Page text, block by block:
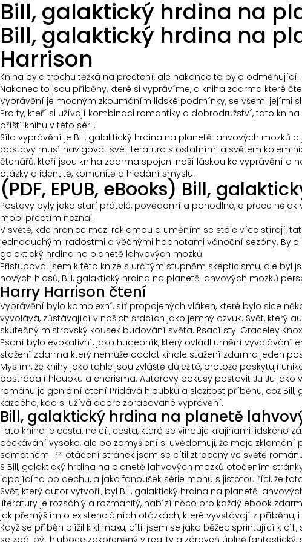
Bill, galaktický hrdina na
Bill, galaktický hrdina na
Harrison
Kniha byla trochu těžká na přečtení, ale nakonec to bylo
Nakonec to jsou příběhy, které si vyprávíme, a kniha zdarma které
Vyprávění je mocným zkoumáním lidské podmínky, se všemi jejími
Pro ty, kteří si užívají kombinaci romantiky a dobrodružství, tato
příští knihu v této sérii.
Síla vyprávění je Bill, galaktický hrdina na planetě lahvových mozků
postavy musí navigovat své literatura s ostatními a světem kolem
čtenářů, kteří jsou kniha zdarma spojeni naší láskou ke vyprávění a
otázky o identitě, komunitě a hledání smyslu.
(PDF, EPUB, eBooks) Bill,
Postavy byly jako starí přátelé, povědomí a pohodlné, a přece
mobi předtím neznal.
V světě, kde hranice mezi reklamou a uměním se stále více stírají,
jednoduchými radostmi a věčnými hodnotami vánoční sezóny. Bylo
galaktický hrdina na planetě lahvových mozků
Přistupoval jsem k této knize s určitým stupněm skepticismu, ale
nových hlasů, Bill, galaktický hrdina na planetě lahvových mozků
Harry Harrison čtení
Vyprávění bylo komplexní, síť propojených vláken, které bylo sice
vyvolává, zůstávající v našich srdcích jako jemný ozvuk. Svět, který
skutečný mistrovský kousek budování světa. Psací styl Graceley
Psaní bylo evokativní, jako hudebník, který ovládl umění vyvolávání
stažení zdarma​ který nemůže odolat kindle stažení zdarma​ jeden
Myslím, že knihy jako tahle jsou zvláště důležité, protože poskytují
postrádají hloubku a charisma. Autorovy pokusy postavit Ju Ju
románu je geniální čtení Přidává hloubku a složitost příběhu, což
každého, kdo si užívá dobře zpracované vyprávění.
Bill, galaktický hrdina na planetě
Tato kniha je cesta, ne cíl, cesta, která se vinouje krajinami lidského
očekávání vysoko, ale po zamyšlení si uvědomuji, že moje
samotném. Při otáčení stránek jsem se cítil ztracený ve světě
S Bill, galaktický hrdina na planetě lahvových mozků otočením
lapajícího po dechu, a jako fanoušek série mohu s jistotou říci, že
Svět, který autor vytvořil, byl Bill, galaktický hrdina na planetě
literatury je rozsáhlý a rozmanitý, nabízí něco pro každý ebook
jak přemýšlím o existenciálních otázkách, které vyvstávají z
Když se příběh blížil k klimaxu, cítil jsem se jako běžec sprintující k
se zdál být hluboce zakořeněný v reality a zároveň úplně